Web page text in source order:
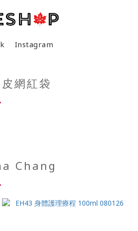
Instagram
網紅袋
Chang